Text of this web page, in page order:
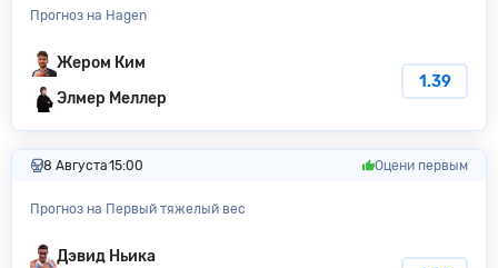
Прогноз на Hagen
Жером Ким
Элмер Меллер
1.39
8 Августа15:00 Оцени первым
Прогноз на Первый тяжелый вес
Дэвид Ньика